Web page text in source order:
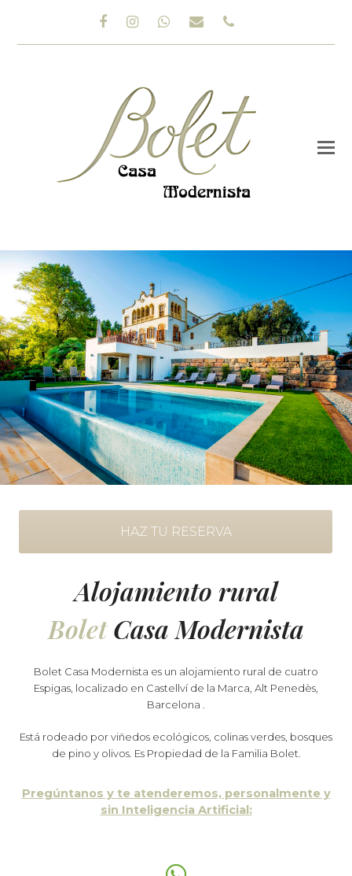
FacebookInstagramWhatsapp
Correo
electrónico
Teléfono
HAZ TU RESERVA
Alojamiento rural
BoletCasa Modernista
Bolet Casa Modernista es un alojamiento rural de cuatro
Espigas, localizado en Castellví de la Marca, Alt Penedès,
Barcelona .
Está rodeado por viñedos ecológicos, colinas verdes, bosques
de pino y olivos. Es Propiedad de la Familia Bolet.
Pregúntanos y te atenderemos, personalmente y
sin Inteligencia Artificial: